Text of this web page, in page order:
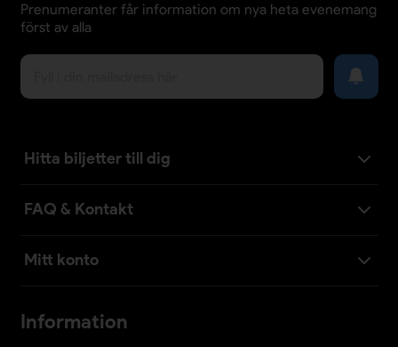
Prenumeranter får information om nya heta evenemang
först av alla
Hitta biljetter till dig
FAQ & Kontakt
Mitt konto
Information